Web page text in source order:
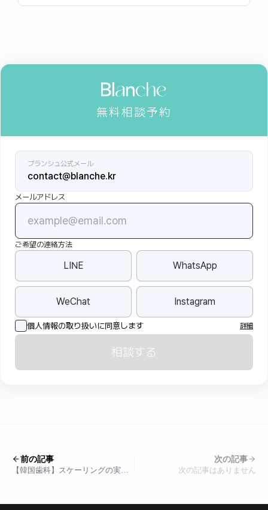
無料相談予約
ブランシュ公式メール
contact@blanche.kr
メールアドレス
ご希望の連絡方法
LINE WhatsApp
WeChat Instagram
個人情報の取り扱いに同意します 詳細
相談する
前の記事
【韓国歯科】スケーリングの実損
次の記事
次の記事はありません